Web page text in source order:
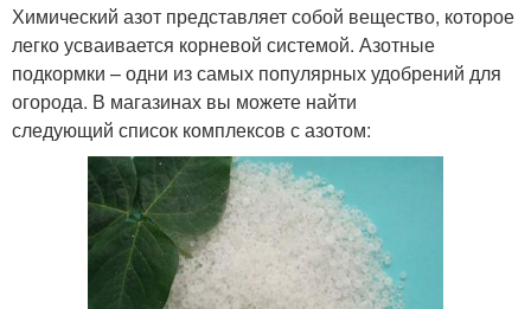
Химический азот представляет собой вещество, которое
легко усваивается корневой системой. Азотные
подкормки – одни из самых популярных удобрений для
огорода. В магазинах вы можете найти
следующий список комплексов с азотом: